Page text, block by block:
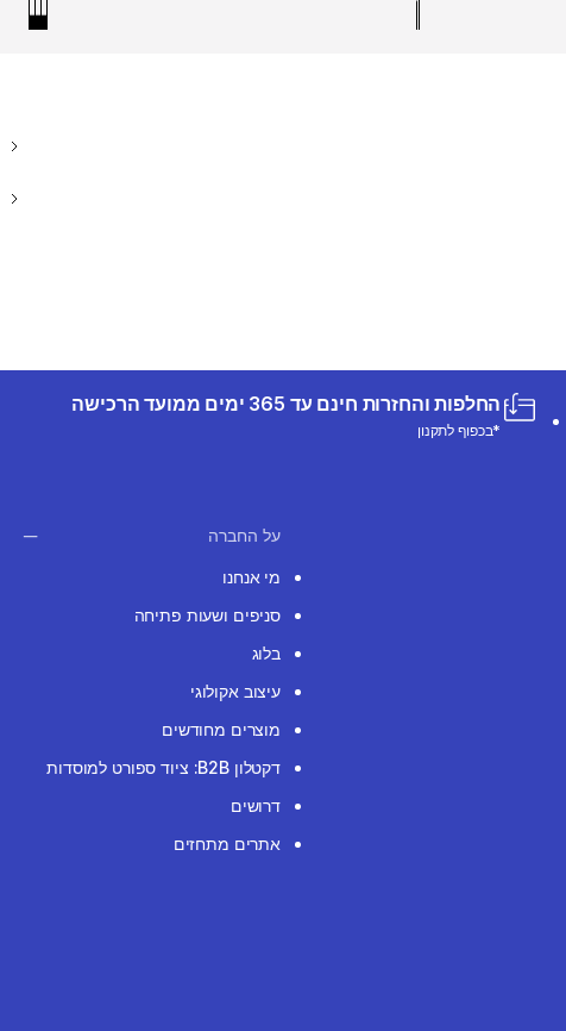
החלפות והחזרות חינם עד 365 ימים ממועד הרכישה
*בכפוף לתקנון
על החברה
מי אנחנו
סניפים ושעות פתיחה
בלוג
עיצוב אקולוגי
מוצרים מחודשים
דקטלון B2B: ציוד ספורט למוסדות
דרושים
אתרים מתחזים